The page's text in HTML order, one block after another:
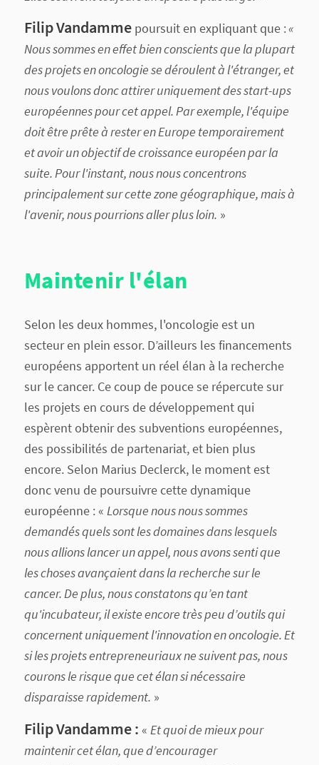
Filip Vandammepoursuit en expliquant que :«
Nous sommes en effet bien conscients que la plupart
des projets en oncologie se déroulent à l'étranger, et
nous voulons donc attirer uniquement des start-ups
européennes pour cet appel. Par exemple, l'équipe
doit être prête à rester en Europe temporairement
et avoir un objectif de croissance européen par la
suite. Pour l'instant, nous nous concentrons
principalement sur cette zone géographique, mais à
l'avenir, nous pourrions aller plus loin. »
Maintenir l'élan
Selon les deux hommes, l'oncologie est un
secteur en plein essor. D’ailleurs les financements
européens apportent un réel élan à la recherche
sur le cancer. Ce coup de pouce se répercute sur
les projets en cours de développement qui
espèrent obtenir des subventions européennes,
des possibilités de partenariat, et bien plus
encore. Selon Marius Declerck, le moment est
donc venu de poursuivre cette dynamique
européenne : « Lorsque nous nous sommes
demandés quels sont les domaines dans lesquels
nous allions lancer un appel, nous avons senti que
les choses avançaient dans la recherche sur le
cancer. De plus, nous constatons qu’en tant
qu'incubateur, il existe encore très peu d’outils qui
concernent uniquement l'innovation en oncologie. Et
si les projets entrepreneuriaux ne suivent pas, nous
courons le risque que cet élan si nécessaire
disparaisse rapidement. »
Filip Vandamme : « Et quoi de mieux pour
maintenir cet élan, que d’encourager